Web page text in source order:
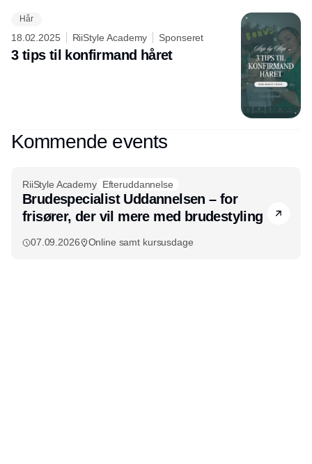
Hår
18.02.2025 RiiStyle Academy Sponseret
3 tips til konfirmand håret
Kommende events
RiiStyle Academy Efteruddannelse
Brudespecialist Uddannelsen – for
frisører, der vil mere med brudestyling
07.09.2026 Online samt kursusdage